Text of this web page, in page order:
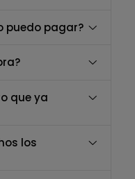
puedo pagar?
que ya
los